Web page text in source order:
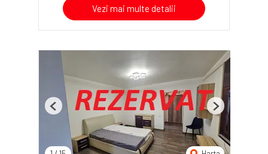
Vezi mai multe detalii
Previous Next